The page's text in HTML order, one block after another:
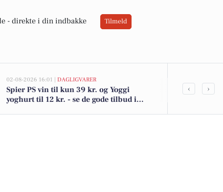
- direkte i din indbakke Tilmeld
02-08-2026 16:01 | DAGLIGVARER
Spier PS vin til kun 39 kr. og Yoggi
yoghurt til 12 kr. - se de gode tilbud i
Bjergevej
‹ ›